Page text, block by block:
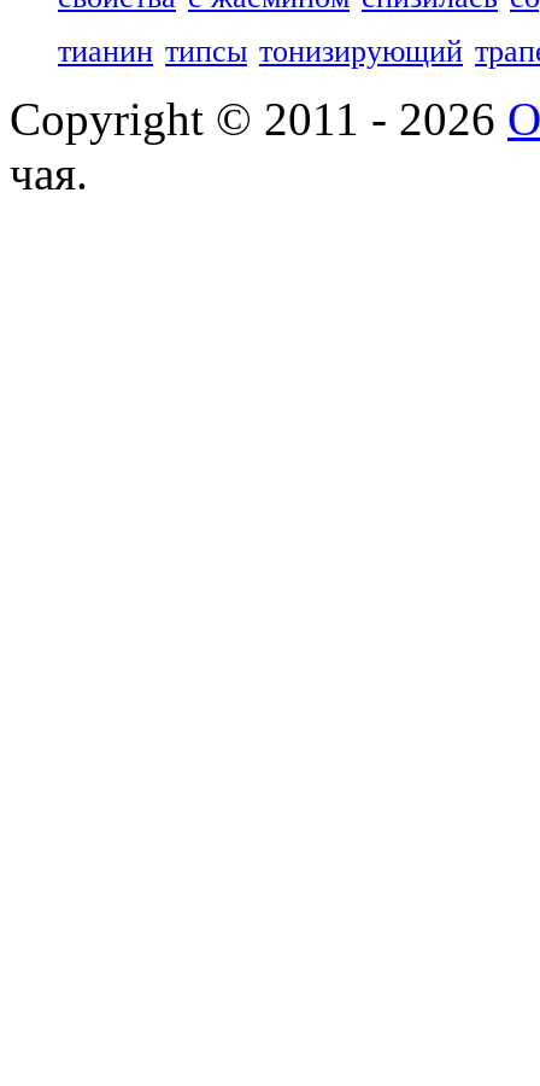
тианин типсы тонизирующий
Copyright © 2011 - 2026
чая.